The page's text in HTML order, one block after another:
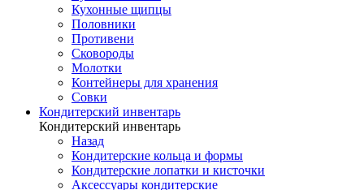
Кухонные щипцы
Половники
Противени
Сковороды
Молотки
Контейнеры для хранения
Совки
Кондитерский инвентарь
Кондитерский инвентарь
Назад
Кондитерские кольца и формы
Кондитерские лопатки и кисточки
Аксессуары кондитерские